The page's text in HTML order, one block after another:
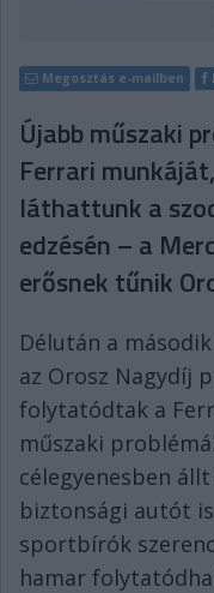
Megosztás e-mailben
Újabb műszaki
Ferrari
láthattunk a
edzésén – a
erősnek tűnik
Délután a
az Orosz Nagydíj
folytatódtak a
műszaki
célegyenesben
biztonsági autót
sportbírók
hamar